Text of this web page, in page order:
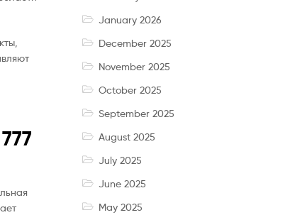
January 2026
December 2025
November 2025
October 2025
September 2025
August 2025
July 2025
June 2025
May 2025